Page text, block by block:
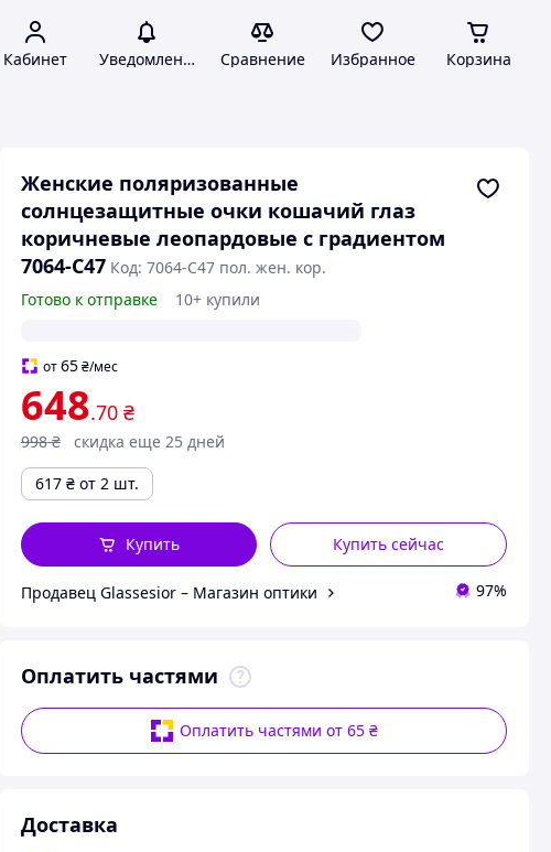
Кабинет Уведомления Сравнение Избранное Корзина
Женские поляризованные
солнцезащитные очки кошачий глаз
коричневые леопардовые с градиентом
7064-C47 Код: 7064-C47 пол. жен. кор.
Готово к отправке
10+ купили
от65 ₴/мес
648.70 ₴
998 ₴
скидка еще 25 дней
617 ₴ от 2 шт.
Купить сейчас
Купить
Продавец Glassesior – Магазин оптики 97%
Оплатить частями
Оплатить частями от 65 ₴
Доставка